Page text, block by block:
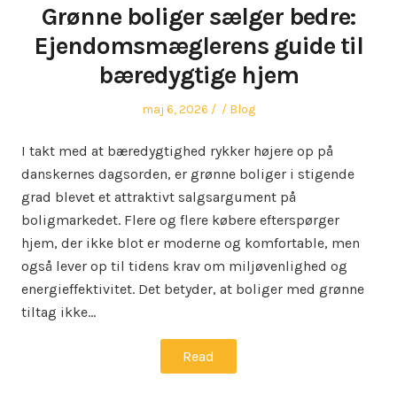
Grønne boliger sælger bedre:
Ejendomsmæglerens guide til
bæredygtige hjem
Posted
maj 6, 2026 Author
Posted
Blog
I takt med at bæredygtighed rykker højere op på
danskernes dagsorden, er grønne boliger i stigende
grad blevet et attraktivt salgsargument på
boligmarkedet. Flere og flere købere efterspørger
hjem, der ikke blot er moderne og komfortable, men
også lever op til tidens krav om miljøvenlighed og
energieffektivitet. Det betyder, at boliger med grønne
tiltag ikke…
Read